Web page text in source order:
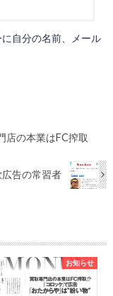
自分の名前、メール
店の本業はFC搾取
告の常習者
お知らせ